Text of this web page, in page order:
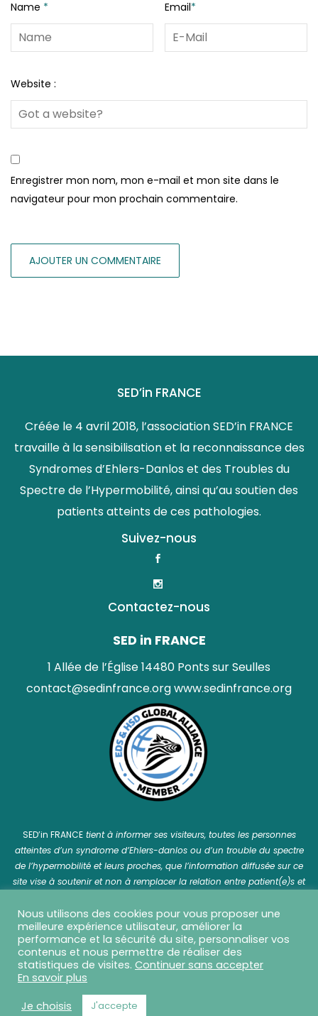
Name * Email*
Website :
Enregistrer mon nom, mon e-mail et mon site dans le
navigateur pour mon prochain commentaire.
SED’in FRANCE
Créée le 4 avril 2018, l’association SED’in FRANCE
travaille à la sensibilisation et la reconnaissance des
Syndromes d’Ehlers-Danlos et des Troubles du
Spectre de l’Hypermobilité, ainsi qu’au soutien des
patients atteints de ces pathologies.
Suivez-nous
Contactez-nous
SED in FRANCE
1 Allée de l’Église 14480 Ponts sur Seulles
contact@sedinfrance.orgwww.sedinfrance.org
SED’in FRANCEtient à informer ses visiteurs, toutes les personnes
atteintes d’un syndrome d’Ehlers-danlos ou d’un trouble du spectre
de l’hypermobilité et leurs proches, que l’information diffusée sur ce
site vise à soutenir et non à remplacer la relation entre patient(e)s et
SED in France © 2026 Tous droits réservés - Réalisation
Capture Communication
- Politique de confidentialité
Nous utilisons des cookies pour vous proposer une
meilleure expérience utilisateur, améliorer la
performance et la sécurité du site, personnaliser vos
contenus et nous permettre de réaliser des
statistiques de visites. Continuer sans accepter
En savoir plus
Je choisis
J'accepte